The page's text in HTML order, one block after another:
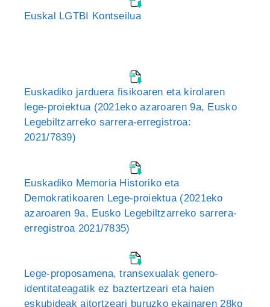
Euskal LGTBI Kontseilua
Euskadiko jarduera fisikoaren eta kirolaren
lege-proiektua (2021eko azaroaren 9a, Eusko
Legebiltzarreko sarrera-erregistroa:
2021/7839)
Euskadiko Memoria Historiko eta
Demokratikoaren Lege-proiektua (2021eko
azaroaren 9a, Eusko Legebiltzarreko sarrera-
erregistroa 2021/7835)
Lege-proposamena, transexualak genero-
identitateagatik ez baztertzeari eta haien
eskubideak aitortzeari buruzko ekainaren 28ko